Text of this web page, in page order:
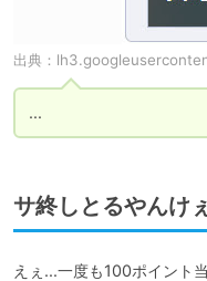
出典：
...
サ終しとるやんけ
えぇ...一度も100ポイント